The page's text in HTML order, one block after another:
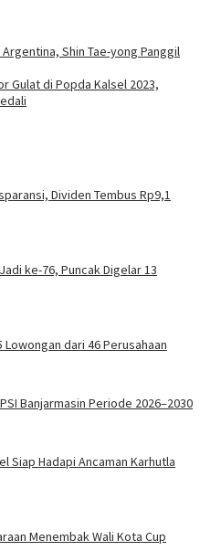
Shin Tae-yong Panggil
Gulat di Popda Kalsel 2023,
Dividen Tembus Rp9,1
ke-76, Puncak Digelar 13
Lowongan dari 46 Perusahaan
Banjarmasin Periode 2026–2030
Siap Hadapi Ancaman Karhutla
Menembak Wali Kota Cup